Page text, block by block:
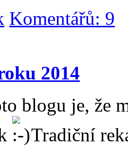
Komentářů: 9
2014
blogu je, že
Tradiční